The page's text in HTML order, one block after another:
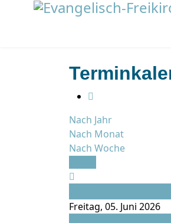
Nach Jahr
Nach Monat
Nach Woche
Freitag, 05. Juni 2026